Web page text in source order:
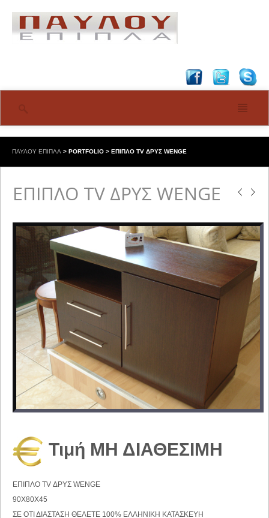
ΠΑΥΛΟΥ ΕΠΙΠΛΑ > PORTFOLIO > ΕΠΙΠΛΟ TV ΔΡΥΣ WENGE
ΕΠΙΠΛΟ TV ΔΡΥΣ WENGE
Τιμή ΜΗ ΔΙΑΘΕΣΙΜΗ
ΕΠΙΠΛΟ TV ΔΡΥΣ WENGE
90X80X45
ΣΕ ΟΤΙ ΔΙΑΣΤΑΣΗ ΘΕΛΕΤΕ 100% ΕΛΛΗΝΙΚΗ ΚΑΤΑΣΚΕΥΗ